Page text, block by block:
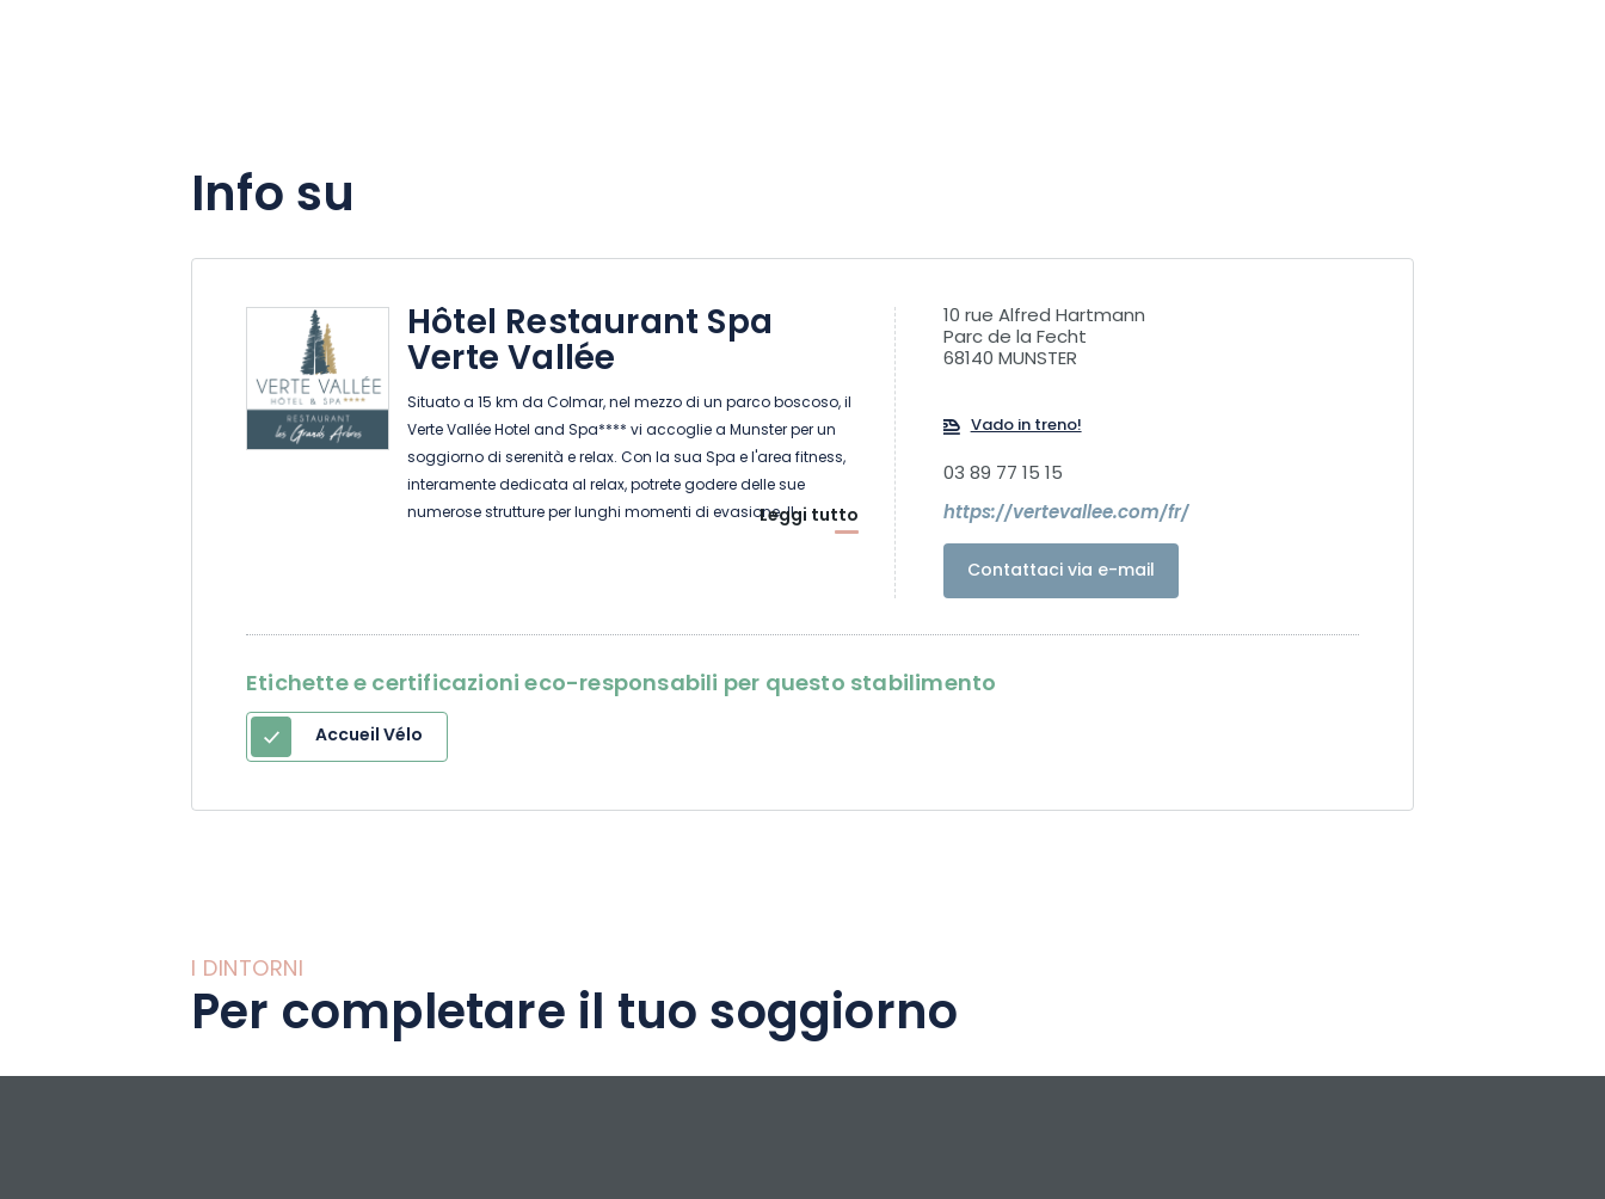
Info su
Hôtel Restaurant Spa
Verte Vallée
Situato a 15 km da Colmar, nel mezzo di un parco boscoso, il
Verte Vallée Hotel and Spa**** vi accoglie a Munster per un
soggiorno di serenità e relax. Con la sua Spa e l'area fitness,
interamente dedicata al relax, potrete godere delle sue
numerose strutture per lunghi momenti di evasione. Il
ristorante Les Grands Arbres vi invita a gustare piatti gustosi e
Per le vostre riunioni e seminari, La Verte Vallée può ospitare
eventi fino a 180 partecipanti e offre servizi personalizzati sotto
forma di giornate di studio o seminari residenziali.
Leggi tutto
10 rue Alfred Hartmann
Parc de la Fecht
68140 MUNSTER
Vado in treno!
03 89 77 15 15
https://vertevallee.com/fr/
Contattaci via e-mail
Etichette e certificazioni eco-responsabili per questo stabilimento
Accueil Vélo
I DINTORNI
Per completare il tuo soggiorno